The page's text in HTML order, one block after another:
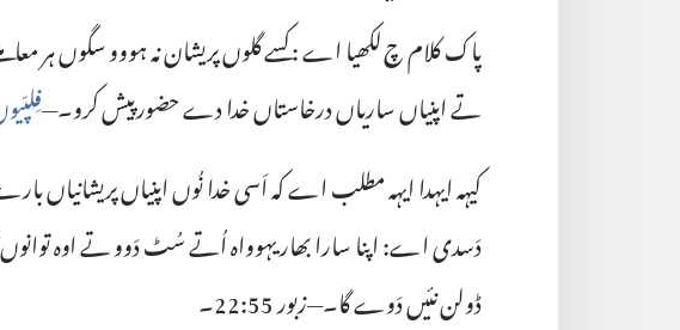
پاک کلام چ لکھیا اے :‏ کسے گلوں پریشان نہ ہووو سگوں ہر
تے اپنیاں ساریاں درخاستاں خدا دے حضور پیش کرو۔—‏
کیہہ ایہدا ایہہ مطلب اے کہ اَسی خدا نُوں اپنیاں
دَسدی اے:‏ اپنا سارا بھار یہوواہ اُتے سُٹ دَوو تے اوہ
ڈولن نئیں دَوے گا۔—‏زبور 55:‏22
‏۔‏